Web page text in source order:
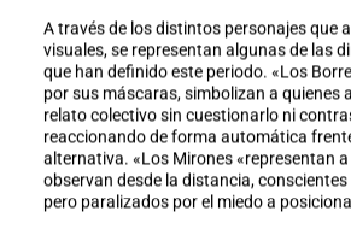
A través de los distintos personajes que
visuales, se representan algunas de las
que han definido este periodo. «Los
por sus máscaras, simbolizan a quienes
relato colectivo sin cuestionarlo ni
reaccionando de forma automática
alternativa. «Los Mirones «representan
observan desde la distancia, conscientes
pero paralizados por el miedo a